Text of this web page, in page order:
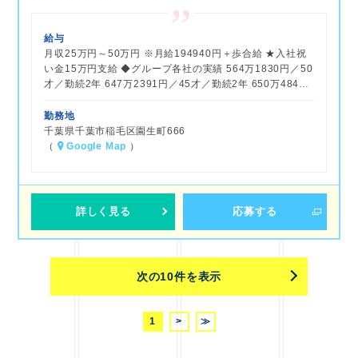
給与
月収25万円～50万円 ※月給194940円＋歩合給 ★入社祝
い金15万円支給 ◆グループ各社の実績 564万1830円／50
才／勤続2年 647万2391円／45才／勤続2年 650万484…
勤務地
千葉県千葉市稲毛区園生町666
（
Google Map ）
詳しく見る 応募する
次の10件を表示
1 > ≫